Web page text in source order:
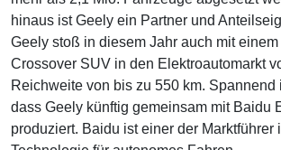
hinaus ist Geely ein Partner und
Geely stoß in diesem Jahr auch mit
Crossover SUV in den Elektroautomarkt
Reichweite von bis zu 550 km. Spannend
dass Geely künftig gemeinsam mit Baidu
produziert. Baidu ist einer der Marktführer